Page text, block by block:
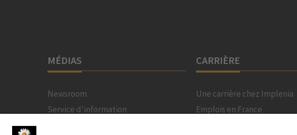
MÉDIAS
Newsroom
Service d'information
CARRIÈRE
Une carrière chez Implenia
Emplois en France